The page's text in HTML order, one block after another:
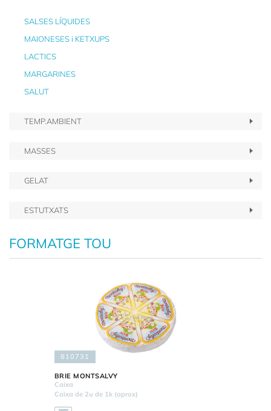
SALSES LÍQUIDES
MAIONESES i KETXUPS
LACTICS
MARGARINES
SALUT
TEMP.AMBIENT
MASSES
GELAT
ESTUTXATS
FORMATGE TOU
810731
BRIE MONTSALVY
Caixa
Caixa de 2u de 1k (aprox)